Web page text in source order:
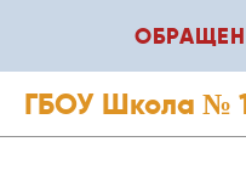
ГБОУ Школа №